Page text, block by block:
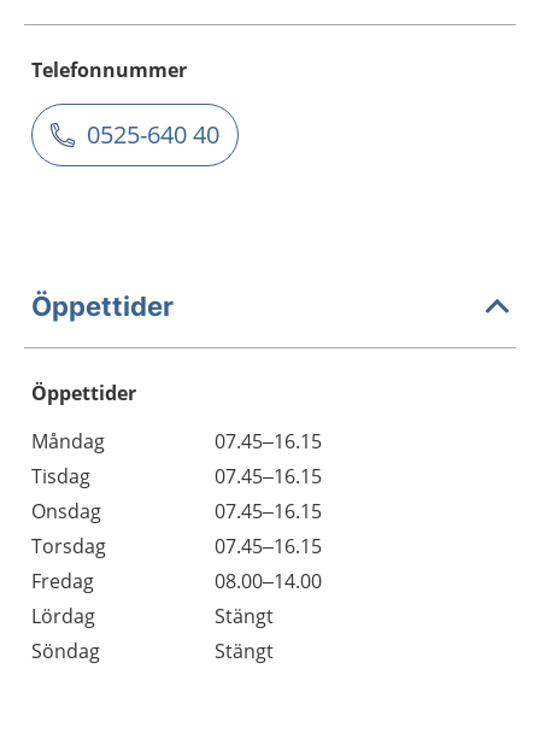
Telefonnummer
0525-640 40
Öppettider
Öppettider
Dag
Öppettider
Kommentarer
Måndag
07.45–16.15
Tisdag
07.45–16.15
Onsdag
07.45–16.15
Torsdag
07.45–16.15
Fredag
08.00–14.00
Lördag
Stängt
Söndag
Stängt